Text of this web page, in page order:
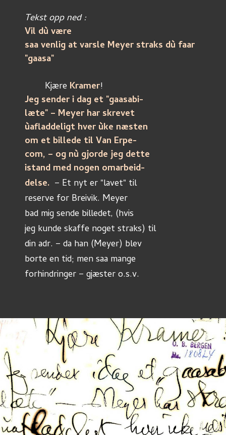
Tekst opp ned :
Vil dù være
saa venlig at varsle Meyer straks dù faar
"gaasa"
	Kjære
Kramer!
Jeg sender i dag et "gaasabi-
læte" – Meyer har skrevet
ùafladdeligt hver ùke næsten
om et billede til Van Erpe-
com, – og nù gjorde jeg dette
istand med nogen omarbeid-
delse. – Et nyt er "lavet" til
reserve for Breivik. Meyer
bad mig sende billedet, (hvis
jeg kunde skaffe noget straks) til
din adr. – da han (Meyer) blev
borte en tid; men saa mange
forhindringer – gjæster o.s.v.